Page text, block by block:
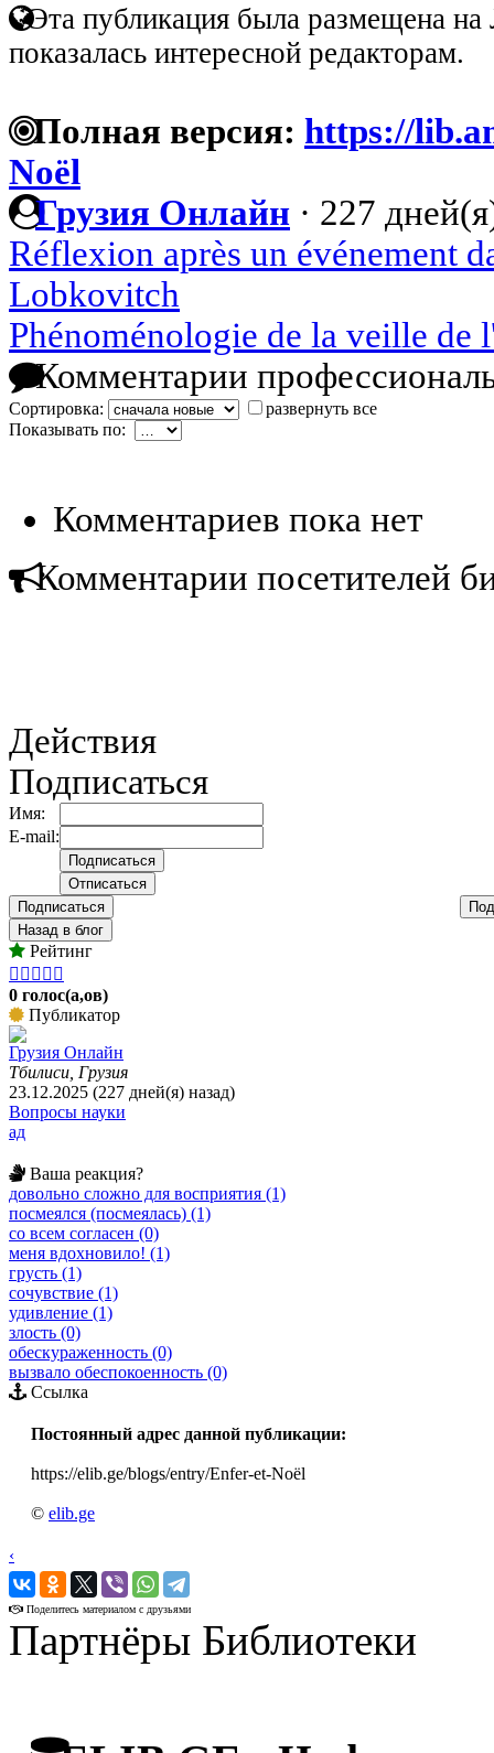
Эта публикация была размещена на
показалась интересной редакторам.
Полная версия: https://
Noël
Грузия Онлайн · 227
Réflexion après un événement
Lobkovitch
Phénoménologie de la veille de
Комментарии
Сортировка:
развернуть все
Показывать по:
Комментариев пока нет
Комментарии посетителей
Действия
Подписаться
Имя:
E-mail:
Подписаться
Назад в блог
Рейтинг
    
0 голос(а,ов)
Публикатор
Грузия Онлайн
Тбилиси, Грузия
23.12.2025 (227 дней(я) назад)
Вопросы науки
ад
Ваша реакция?
довольно сложно для восприятия (1)
посмеялся (посмеялась) (1)
со всем согласен (0)
меня вдохновило! (1)
грусть (1)
сочувствие (1)
удивление (1)
злость (0)
обескураженность (0)
вызвало обеспокоенность (0)
Ссылка
Постоянный адрес данной публикации:
https://elib.ge/blogs/entry/Enfer-et-Noël
© elib.ge
‹
›
Поделитесь материалом с друзьями
Партнёры Библиотеки